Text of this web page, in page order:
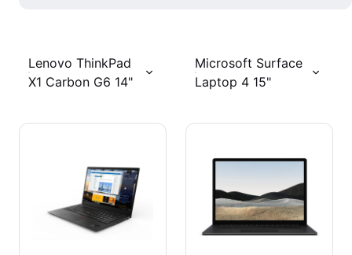
Lenovo ThinkPad
X1 Carbon G6 14"
Microsoft Surface
Laptop 4 15"